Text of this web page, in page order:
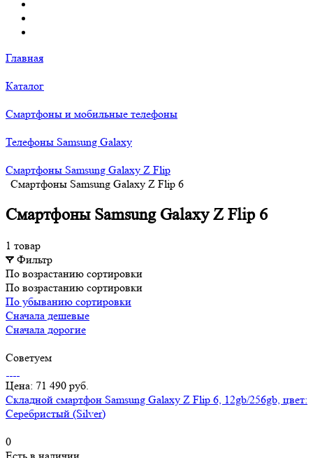
Главная
Каталог
Смартфоны и мобильные телефоны
Телефоны Samsung Galaxy
Смартфоны Samsung Galaxy Z Flip
Смартфоны Samsung Galaxy Z Flip 6
Смартфоны Samsung Galaxy Z Flip 6
1 товар
Фильтр
По возрастанию сортировки
По возрастанию сортировки
По убыванию сортировки
Сначала дешевые
Сначала дорогие
Советуем
Цена: 71 490 руб.
Складной смартфон Samsung Galaxy Z Flip 6, 12gb/256gb, цвет:
Серебристый (Silver)
0